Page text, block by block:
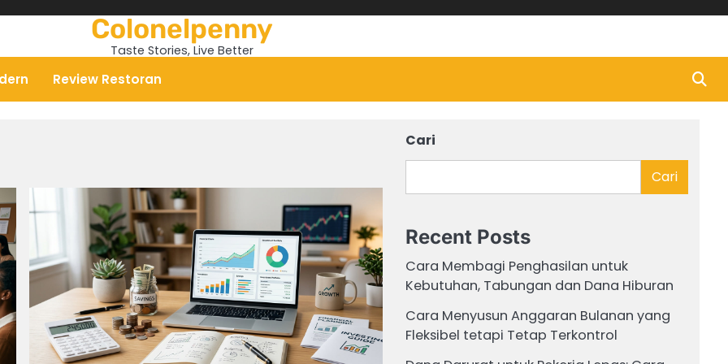
Colonelpenny
Taste Stories, Live Better
Review Restoran
Cari
Cari
Recent Posts
Cara Membagi Penghasilan untuk
Kebutuhan, Tabungan dan Dana Hiburan
Cara Menyusun Anggaran Bulanan yang
Fleksibel tetapi Tetap Terkontrol